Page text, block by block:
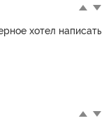
хотел написать